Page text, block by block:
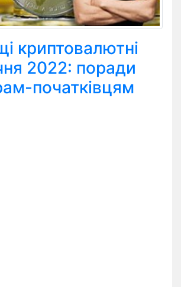
криптовалютні
2022: поради
початківцям